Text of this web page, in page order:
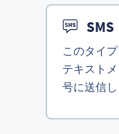
SMS
このタイ
テキスト
号に送信し